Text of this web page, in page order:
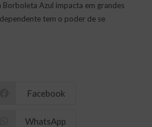
Borboleta Azul impacta em grandes
tem o poder de se
Facebook
WhatsApp